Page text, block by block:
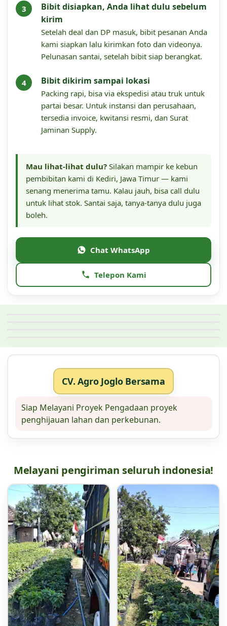
Bibit disiapkan, Anda lihat dulu sebelum
kirim
Setelah deal dan DP masuk, bibit pesanan Anda
kami siapkan lalu kirimkan foto dan videonya.
Pelunasan santai, setelah bibit siap berangkat.
Bibit dikirim sampai lokasi
Packing rapi, bisa via ekspedisi atau truk untuk
partai besar. Untuk instansi dan perusahaan,
tersedia invoice, kwitansi resmi, dan Surat
Jaminan Supply.
Mau lihat-lihat dulu? Silakan mampir ke kebun
pembibitan kami di Kediri, Jawa Timur — kami
senang menerima tamu. Kalau jauh, bisa call dulu
untuk lihat stok. Santai saja, tanya-tanya dulu juga
boleh.
Chat WhatsApp
Telepon Kami
CV. Agro Joglo Bersama
Siap Melayani Proyek Pengadaan proyek
penghijauan lahan dan perkebunan.
Melayani pengiriman seluruh indonesia!